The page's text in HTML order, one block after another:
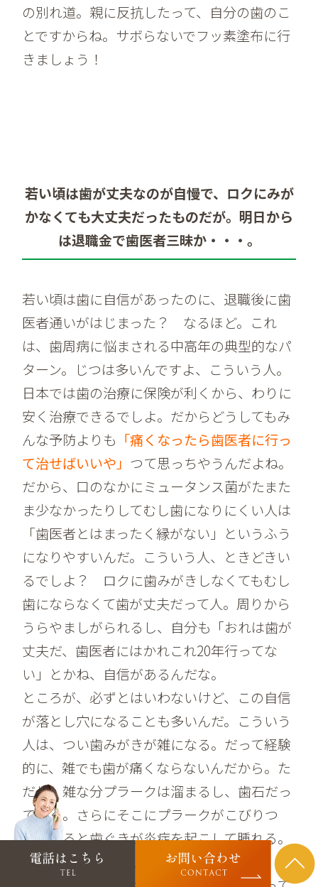
の別れ道。親に反抗したって、自分の歯のこ
とですからね。サボらないでフッ素塗布に行
きましょう！
若い頃は歯が丈夫なのが自慢で、ロクにみが
かなくても大丈夫だったものだが。明日から
は退職金で歯医者三昧か・・・。
若い頃は歯に自信があったのに、退職後に歯
医者通いがはじまった？ なるほど。これ
は、歯周病に悩まされる中高年の典型的なパ
ターン。じつは多いんですよ、こういう人。
日本では歯の治療に保険が利くから、わりに
安く治療できるでしよ。だからどうしてもみ
んな予防よりも 「痛くなったら歯医者に行っ
て治せばいいや」 つて思っちやうんだよね。
だから、口のなかにミュータンス菌がたまた
ま少なかったりしてむし歯になりにくい人は
「歯医者とはまったく縁がない」というふう
になりやすいんだ。こういう人、ときどきい
るでしよ？ ロクに歯みがきしなくてもむし
歯にならなくて歯が丈夫だって人。周りから
うらやましがられるし、自分も「おれは歯が
丈夫だ、歯医者にはかれこれ20年行ってな
い」とかね、自信があるんだな。
ところが、必ずとはいわないけど、この自信
が落とし穴になることも多いんだ。こういう
人は、つい歯みがきが雑になる。だって経験
的に、雑でも歯が痛くならないんだから。た
だし、雑な分プラークは溜まるし、歯石だっ
てつく。さらにそこにプラークがこびりつ
く。すると歯ぐきが炎症を起こして腫れる。
これが歯周病のはじまりです。